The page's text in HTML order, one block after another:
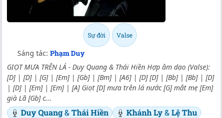
Sự đời Valse
Sáng tác: Phạm Duy
GIỌT MƯA TRÊN LÁ - Duy Quang & Thái Hiền Hợp âm dạo (Valse):
[D] | [D] | [G] | [Em] | [Gb] | [Bm] | [A6] | [D] [D] | [Bb] | [Bb] | [D]
| [D] | [Em] | [Em] | [A] Giọt [D] mưa trên lá nước [G] mắt mẹ [Em]
già Lã [Gb] c...
Duy Quang&Thái Hiền Khánh Ly&Lệ Thu